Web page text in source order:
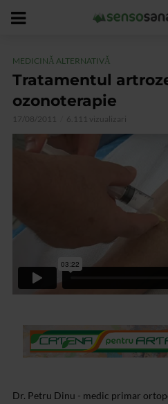
MEDICINĂ ALTERNATIVĂ
Tratamentul
ozonoterapie
17/08/2011 6.111 vizualizari
Dr. Petru Dinu - medic primar